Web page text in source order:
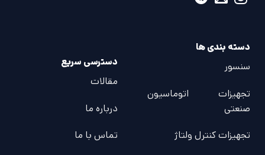
دسته بندی ها
سنسور
تجهیزات اتوماسیون
صنعتی
تجهیزات کنترل ولتاژ
دسترسی سریع
مقالات
درباره ما
تماس با ما